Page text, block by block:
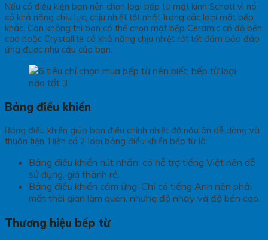
Nếu có điều kiện bạn nên chọn loại bếp từ mặt kính Schott vì nó
có khả năng chịu lực, chịu nhiệt tốt nhất trong các loại mặt bếp
khác. Còn không thì bạn có thể chọn mặt bếp Ceramic có độ bền
cao hoặc Crystallite có khả năng chịu nhiệt rất tốt đảm bảo đáp
ứng được nhu cầu của bạn.
Bảng điều khiển
Bảng điều khiển giúp bạn điều chỉnh nhiệt độ nấu ăn dễ dàng và
thuận tiện. Hiện có 2 loại bảng điều khiển bếp từ là:
Bảng điều khiển nút nhấn: có hỗ trợ tiếng Việt nên dễ
sử dụng, giá thành rẻ.
Bảng điều khiển cảm ứng: Chỉ có tiếng Anh nên phải
mất thời gian làm quen, nhưng độ nhạy và độ bền cao.
Thương hiệu bếp từ